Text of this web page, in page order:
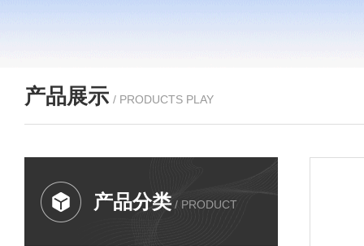
产品展示 / PRODUCTS PLAY
产品分类 / PRODUCT